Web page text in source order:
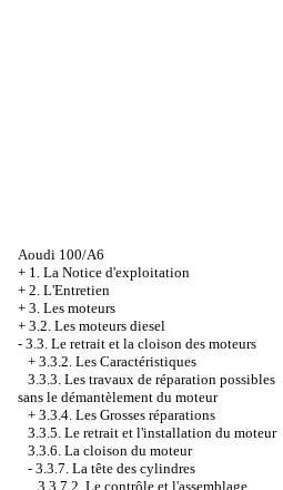
Aoudi 100/A6
+ 1. La Notice d'exploitation
+ 2. L'Entretien
+ 3. Les moteurs
+ 3.2. Les moteurs diesel
- 3.3. Le retrait et la cloison des moteurs
+ 3.3.2. Les Caractéristiques
3.3.3. Les travaux de réparation possibles
sans le démantèlement du moteur
+ 3.3.4. Les Grosses réparations
3.3.5. Le retrait et l'installation du moteur
3.3.6. La cloison du moteur
- 3.3.7. La tête des cylindres
3.3.7.2. Le contrôle et l'assemblage